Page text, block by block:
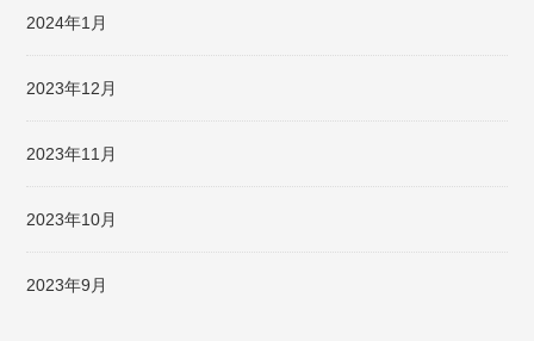
2024年1月
2023年12月
2023年11月
2023年10月
2023年9月